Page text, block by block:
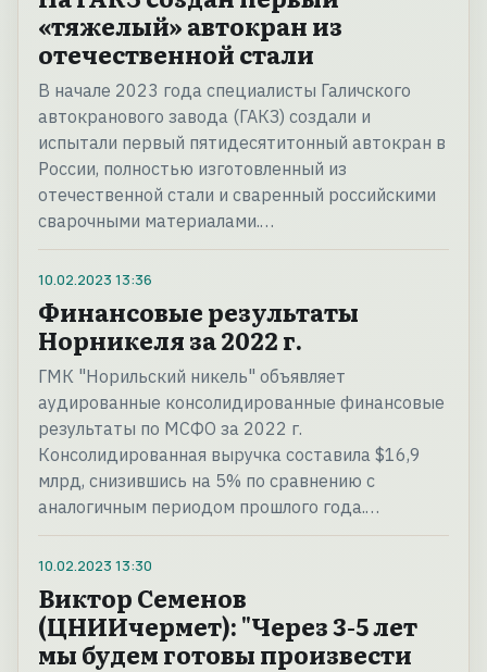
«тяжелый» автокран из
отечественной стали
В начале 2023 года специалисты Галичского
автокранового завода (ГАКЗ) создали и
испытали первый пятидесятитонный автокран в
России, полностью изготовленный из
отечественной стали и сваренный российскими
сварочными материалами.…
10.02.2023 13:36
Финансовые результаты
Норникеля за 2022 г.
ГМК "Норильский никель" объявляет
аудированные консолидированные финансовые
результаты по МСФО за 2022 г.
Консолидированная выручка составила $16,9
млрд, снизившись на 5% по сравнению с
аналогичным периодом прошлого года.…
10.02.2023 13:30
Виктор Семенов
(ЦНИИчермет): "Через 3-5 лет
мы будем готовы произвести